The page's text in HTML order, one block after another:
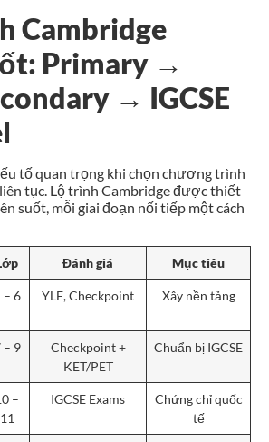
Cambridge
Primary →
→ IGCSE
tố quan trọng khi chọn chương trình
tục. Lộ trình Cambridge được thiết
suốt, mỗi giai đoạn nối tiếp một cách
Đánh giá Mục tiêu
– 6 YLE, Checkpoint Xây nền tảng
– 9
Checkpoint +
KET/PET
Chuẩn bị IGCSE
–
11
IGCSE Exams
Chứng chỉ quốc
tế